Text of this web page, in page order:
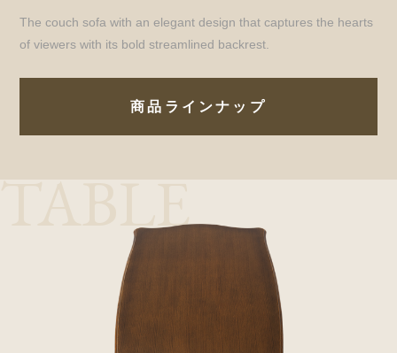
The couch sofa with an elegant design that captures the hearts
of viewers with its bold streamlined backrest.
商品ラインナップ
TABLE